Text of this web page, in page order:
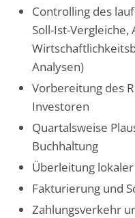
Controlling des
Soll-Ist-Vergleiche,
Analysen)
Vorbereitung des
Investoren
Quartalsweise
Buchhaltung
Überleitung lokaler
Fakturierung und
Zahlungsverkehr